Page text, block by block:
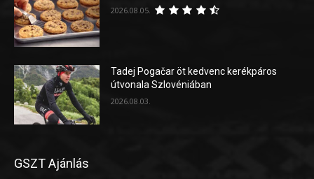
2026.08.05.
Tadej Pogačar öt kedvenc kerékpáros
útvonala Szlovéniában
2026.08.03.
GSZT Ajánlás